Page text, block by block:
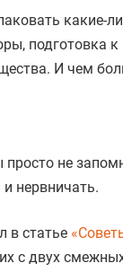
какие-
подготовка
И чем
не
нервничать.
в статье
с двух